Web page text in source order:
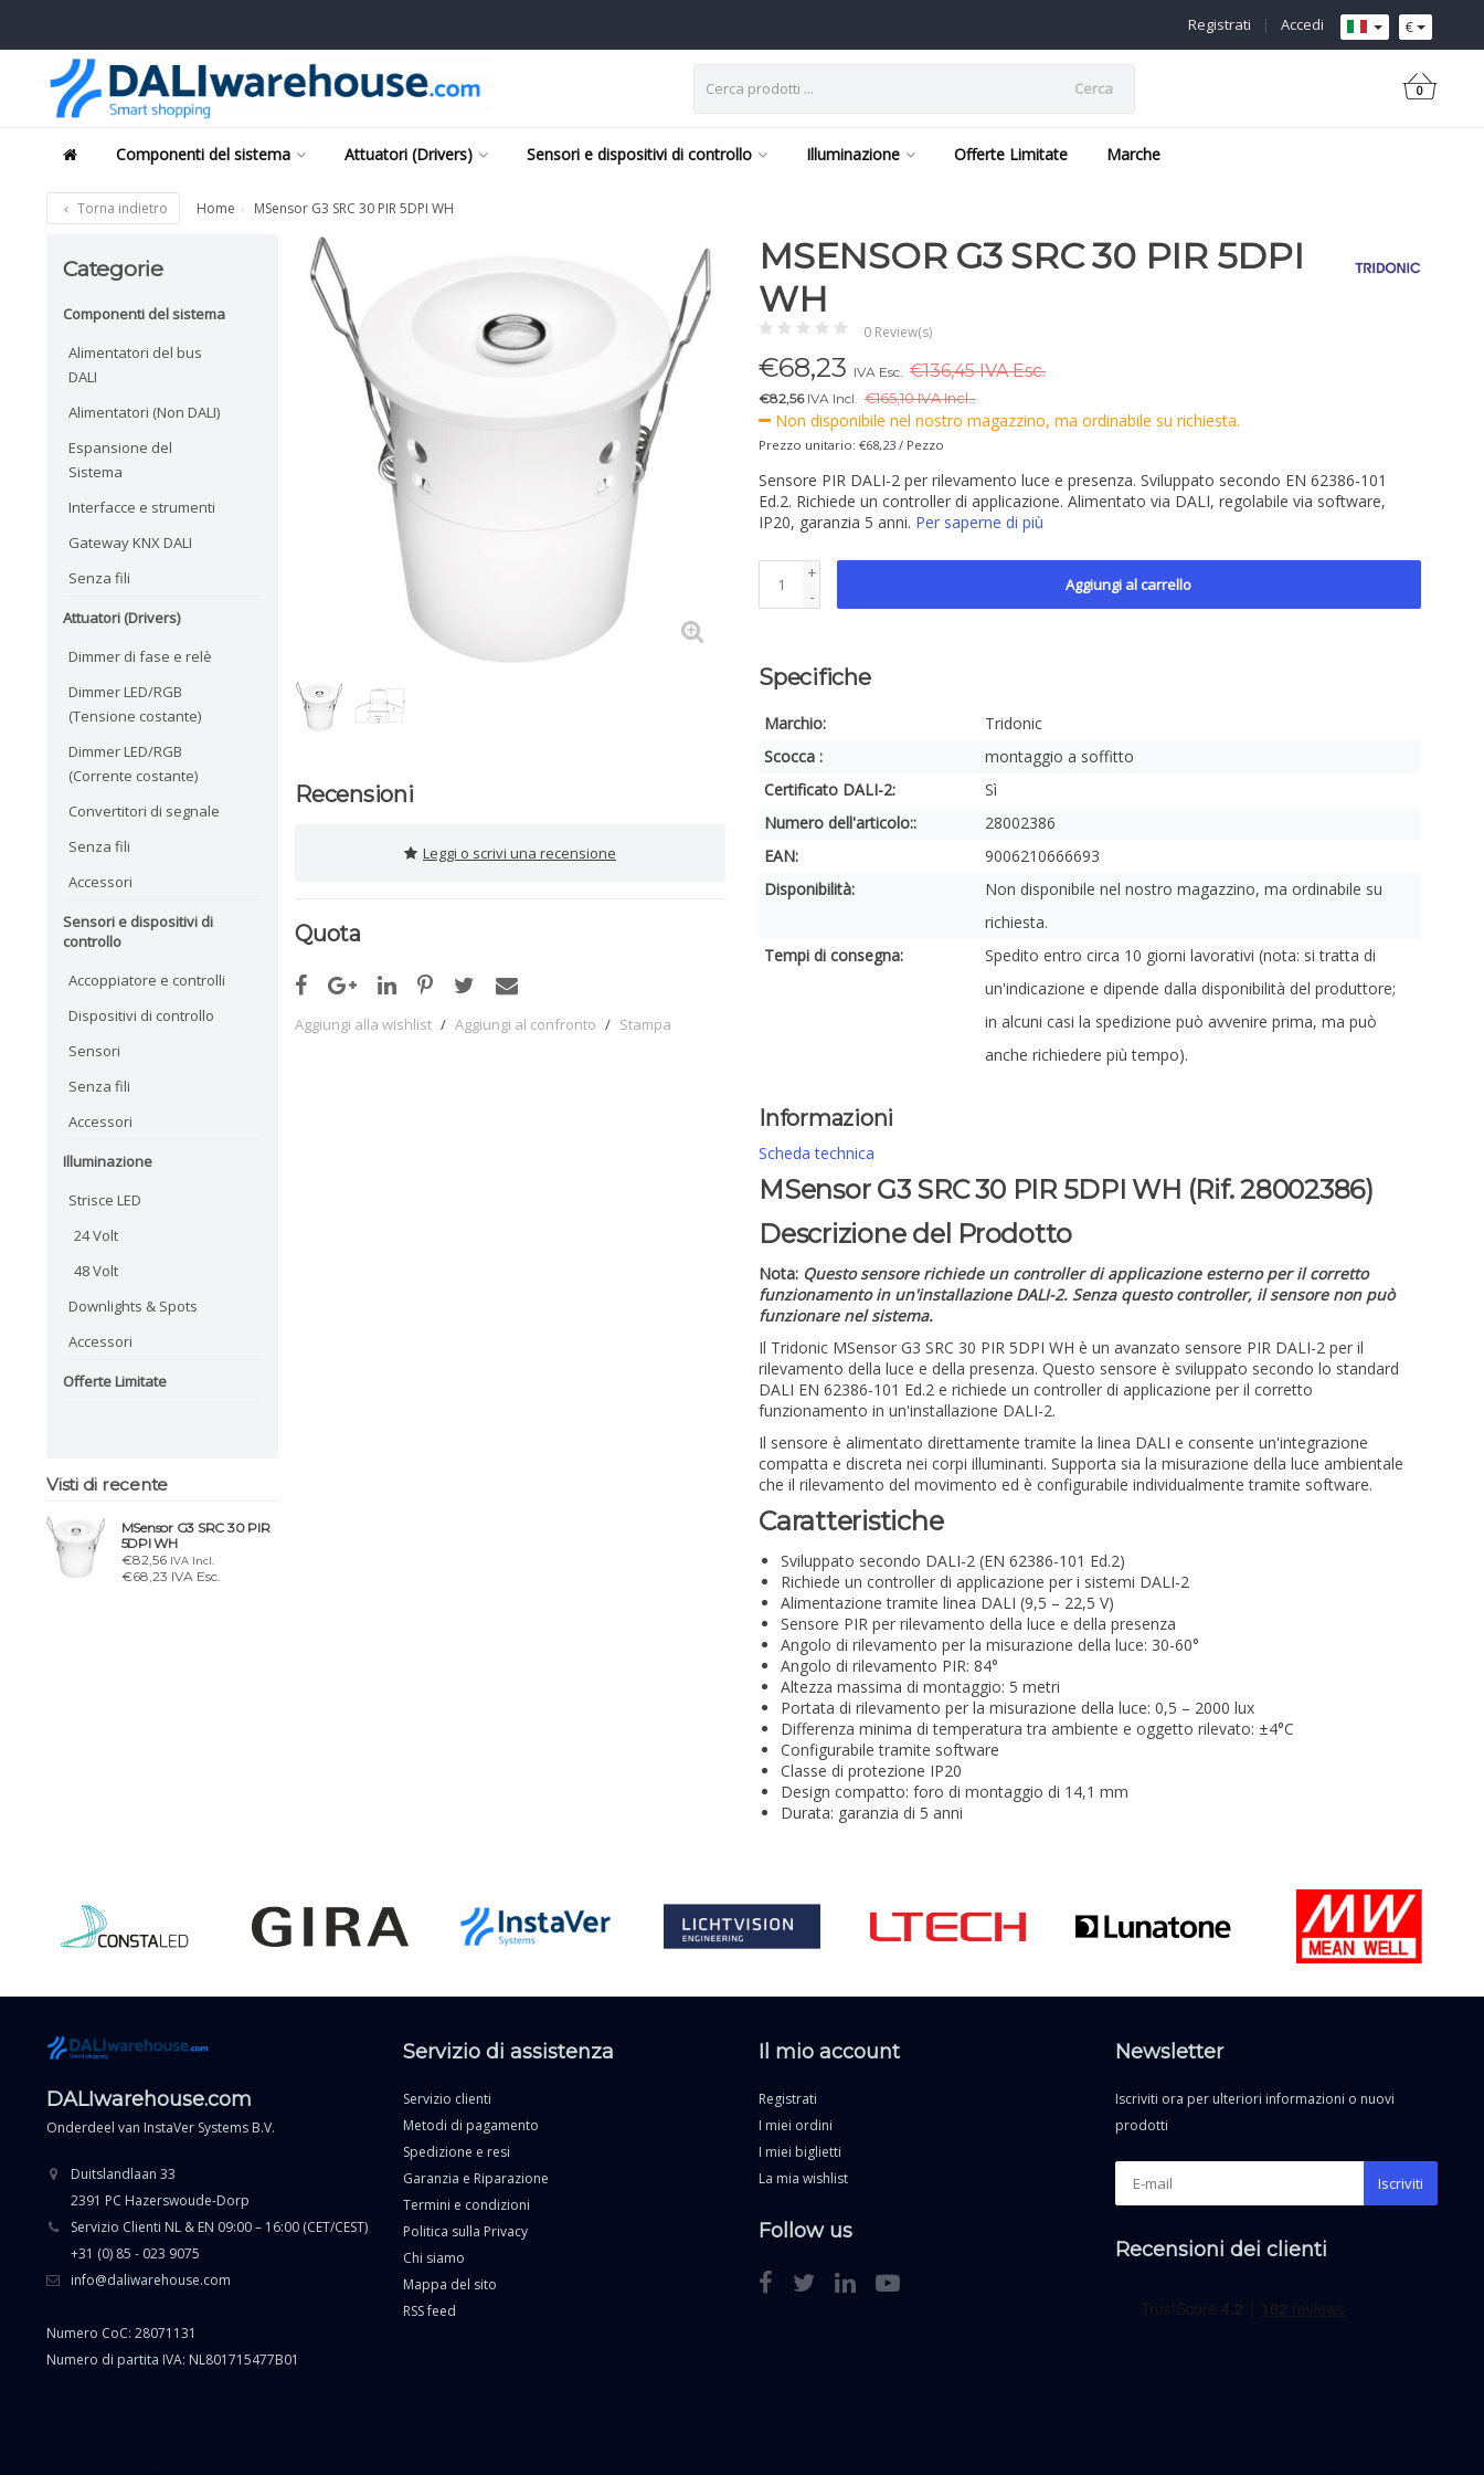
€
Accedi
|
Registrati
Cerca 0
Componenti del sistema Attuatori (Drivers) Sensori e dispositivi di controllo Illuminazione Offerte Limitate Marche
Torna indietro Home MSensor G3 SRC 30 PIR 5DPI WH
Categorie
Componenti del sistema
Alimentatori del bus
DALI
Alimentatori (Non DALI)
Espansione del
Sistema
Interfacce e strumenti
Gateway KNX DALI
Senza fili
Attuatori (Drivers)
Dimmer di fase e relè
Dimmer LED/RGB
(Tensione costante)
Dimmer LED/RGB
(Corrente costante)
Convertitori di segnale
Senza fili
Accessori
Sensori e dispositivi di
controllo
Accoppiatore e controlli
Dispositivi di controllo
Sensori
Senza fili
Accessori
Illuminazione
Strisce LED
24 Volt
48 Volt
Downlights & Spots
Accessori
Offerte Limitate
Visti di recente
MSensor G3 SRC 30 PIR
5DPI WH
€82,56 IVA Incl.
€68,23 IVA Esc.
Recensioni
Leggi o scrivi una recensione
Quota
Aggiungi alla wishlist / Aggiungi al confronto / Stampa
MSENSOR G3 SRC 30 PIR 5DPI
WH
0 Review(s)
€68,23 IVA Esc. €136,45 IVA Esc.
€82,56IVA Incl. €165,10 IVA Incl..
Non disponibile nel nostro magazzino, ma ordinabile su richiesta.
Prezzo unitario: €68,23 / Pezzo
Sensore PIR DALI-2 per rilevamento luce e presenza. Sviluppato secondo EN 62386-101
Ed.2. Richiede un controller di applicazione. Alimentato via DALI, regolabile via software,
IP20, garanzia 5 anni. Per saperne di più
+
-
Aggiungi al carrello
Specifiche
Marchio:
Tridonic
Scocca :
montaggio a soffitto
Certificato DALI-2:
Sì
Numero dell'articolo::
28002386
EAN:
9006210666693
Disponibilità:
Non disponibile nel nostro magazzino, ma ordinabile su
richiesta.
Tempi di consegna:
Spedito entro circa 10 giorni lavorativi (nota: si tratta di
un'indicazione e dipende dalla disponibilità del produttore;
in alcuni casi la spedizione può avvenire prima, ma può
anche richiedere più tempo).
Informazioni
Scheda technica
MSensor G3 SRC 30 PIR 5DPI WH (Rif. 28002386)
Descrizione del Prodotto
Nota: Questo sensore richiede un controller di applicazione esterno per il corretto
funzionamento in un'installazione DALI-2. Senza questo controller, il sensore non può
funzionare nel sistema.
Il Tridonic MSensor G3 SRC 30 PIR 5DPI WH è un avanzato sensore PIR DALI-2 per il
rilevamento della luce e della presenza. Questo sensore è sviluppato secondo lo standard
DALI EN 62386-101 Ed.2 e richiede un controller di applicazione per il corretto
funzionamento in un'installazione DALI-2.
Il sensore è alimentato direttamente tramite la linea DALI e consente un'integrazione
compatta e discreta nei corpi illuminanti. Supporta sia la misurazione della luce ambientale
che il rilevamento del movimento ed è configurabile individualmente tramite software.
Caratteristiche
Sviluppato secondo DALI-2 (EN 62386-101 Ed.2)
Richiede un controller di applicazione per i sistemi DALI-2
Alimentazione tramite linea DALI (9,5 – 22,5 V)
Sensore PIR per rilevamento della luce e della presenza
Angolo di rilevamento per la misurazione della luce: 30-60°
Angolo di rilevamento PIR: 84°
Altezza massima di montaggio: 5 metri
Portata di rilevamento per la misurazione della luce: 0,5 – 2000 lux
Differenza minima di temperatura tra ambiente e oggetto rilevato: ±4°C
Configurabile tramite software
Classe di protezione IP20
Design compatto: foro di montaggio di 14,1 mm
Durata: garanzia di 5 anni
DALIwarehouse.com
Onderdeel van InstaVer Systems B.V.
Duitslandlaan 33
2391 PC Hazerswoude-Dorp
Servizio Clienti NL & EN 09:00 – 16:00 (CET/CEST)
+31 (0) 85 - 023 9075
info@daliwarehouse.com
Numero CoC: 28071131
Numero di partita IVA: NL801715477B01
Servizio di assistenza
Servizio clienti
Metodi di pagamento
Spedizione e resi
Garanzia e Riparazione
Termini e condizioni
Politica sulla Privacy
Chi siamo
Mappa del sito
RSS feed
Il mio account
Registrati
I miei ordini
I miei biglietti
La mia wishlist
Follow us
Newsletter
Iscriviti ora per ulteriori informazioni o nuovi
prodotti
Iscriviti
Recensioni dei clienti